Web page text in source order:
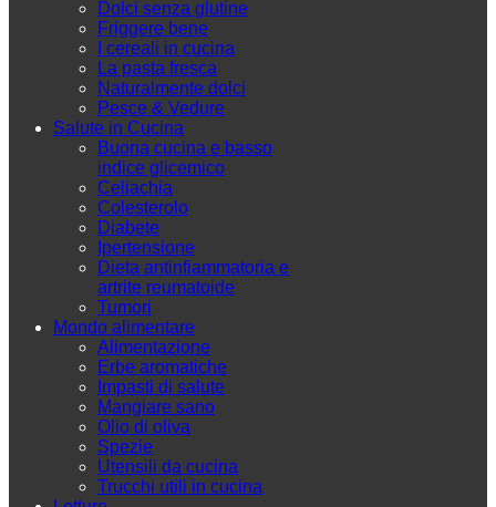
Dolci senza glutine
Friggere bene
I cereali in cucina
La pasta fresca
Naturalmente dolci
Pesce & Vedure
Salute in Cucina
Buona cucina e basso
indice glicemico
Celiachia
Colesterolo
Diabete
Ipertensione
Dieta antinfiammatoria e
artrite reumatoide
Tumori
Mondo alimentare
Alimentazione
Erbe aromatiche
Impasti di salute
Mangiare sano
Olio di oliva
Spezie
Utensili da cucina
Trucchi utili in cucina